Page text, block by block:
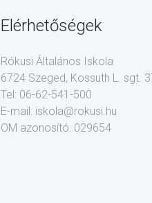
Elérhetőségek
Rókusi Általános Iskola
6724 Szeged, Kossuth L. sgt.
Tel: 06-62-541-500
E-mail: iskola@rokusi.hu
OM azonosító: 029654